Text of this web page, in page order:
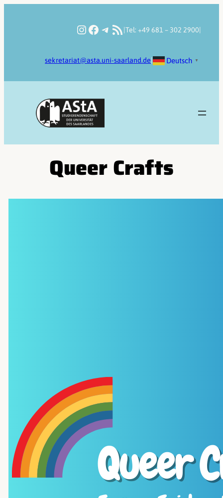
Instagram
Facebook
Telegram
RSS-Feed
|Tel: +49 681 – 302 2900
sekretariat@asta.uni-saarland.de | Deutsch ▼
Queer Crafts